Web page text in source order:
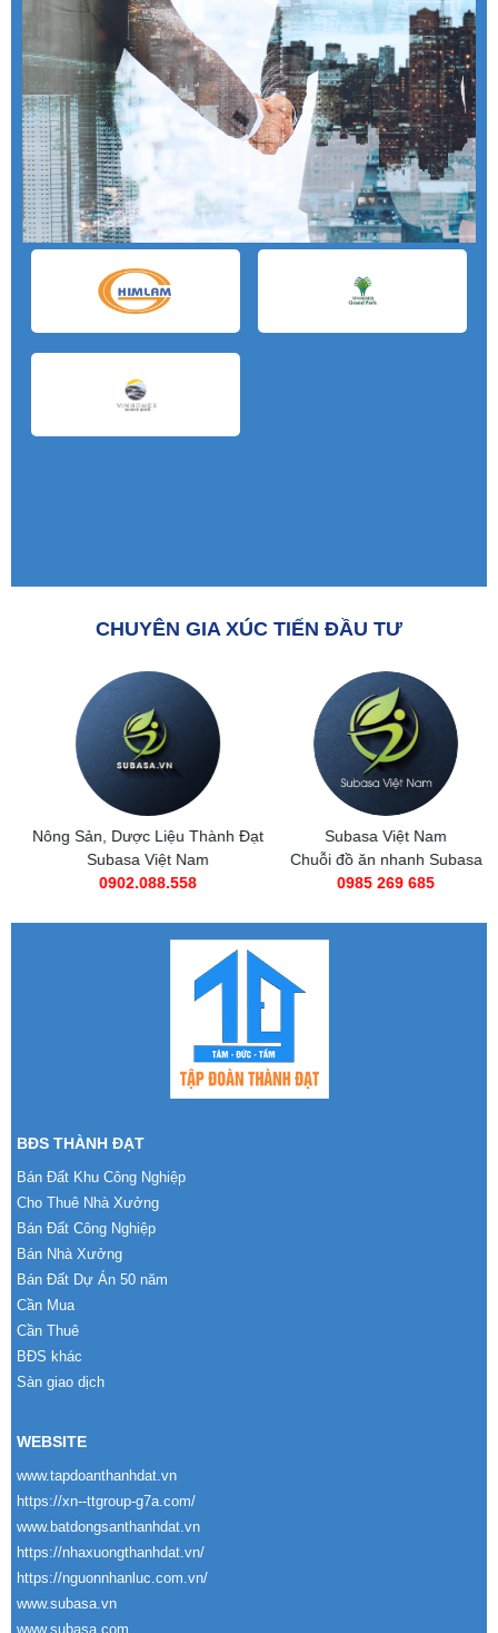
CHUYÊN GIA XÚC TIẾN ĐẦU TƯ
Nông Sản, Dược Liệu Thành Đạt
Subasa Việt Nam
0902.088.558
Subasa Việt Nam
Chuỗi đồ ăn nhanh Subasa
0985 269 685
BĐS THÀNH ĐẠT
Bán Đất Khu Công Nghiệp
Cho Thuê Nhà Xưởng
Bán Đất Công Nghiệp
Bán Nhà Xưởng
Bán Đất Dự Án 50 năm
Cần Mua
Cần Thuê
BĐS khác
Sàn giao dịch
WEBSITE
www.tapdoanthanhdat.vn
https://xn--ttgroup-g7a.com/
www.batdongsanthanhdat.vn
https://nhaxuongthanhdat.vn/
https://nguonnhanluc.com.vn/
www.subasa.vn
www.subasa.com